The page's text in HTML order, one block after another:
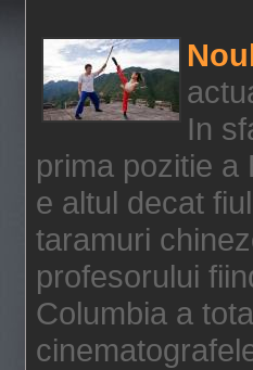
In
prima pozitie a
e altul decat
taramuri
profesorului
Columbia a